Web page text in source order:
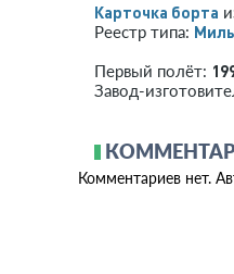
Карточка борта
Реестр типа:
Первый полёт:
Завод-
Комментариев нет.